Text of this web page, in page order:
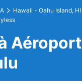
Hawaii - Oahu Island, HI
Aéroport